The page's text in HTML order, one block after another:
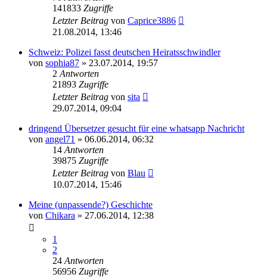
141833 Zugriffe
Letzter Beitrag von Caprice3886
21.08.2014, 13:46
Schweiz: Polizei fasst deutschen Heiratsschwindler
von sophia87 » 23.07.2014, 19:57
2 Antworten
21893 Zugriffe
Letzter Beitrag von sita
29.07.2014, 09:04
dringend Übersetzer gesucht für eine whatsapp Nachricht
von angel71 » 06.06.2014, 06:32
14 Antworten
39875 Zugriffe
Letzter Beitrag von Blau
10.07.2014, 15:46
Meine (unpassende?) Geschichte
von Chikara » 27.06.2014, 12:38
1
2
24 Antworten
56956 Zugriffe